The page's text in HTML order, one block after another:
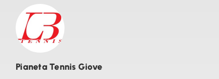
Pianeta Tennis Giove